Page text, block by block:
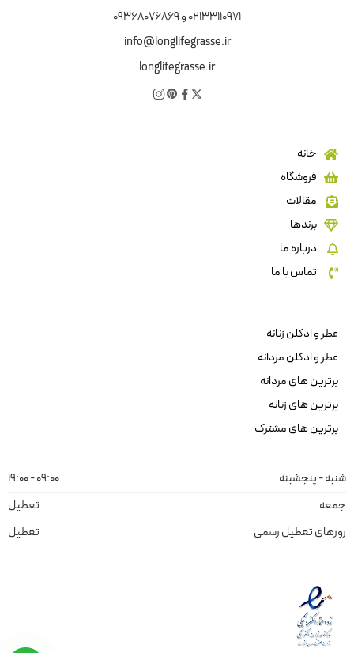
02133110971 و 09368076869
info@longlifegrasse.ir
longlifegrasse.ir
خانه
فروشگاه
مقالات
برندها
درباره ما
تماس با ما
عطر و ادکلن زنانه
عطر و ادکلن مردانه
برترین های مردانه
برترین های زنانه
برترین های مشترک
شنبه - پنجشبنه
09:00 - 19:00
جمعه
تعطیل
روزهای تعطیل رسمی
تعطیل